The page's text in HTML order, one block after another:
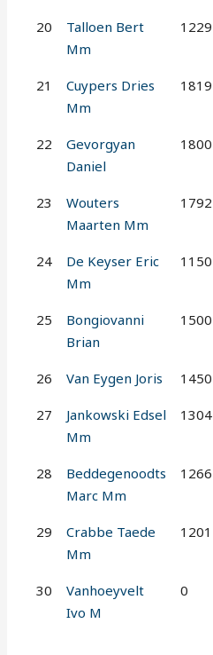
20
Talloen Bert
Mm
1229
21
Cuypers Dries
Mm
1819
22
Gevorgyan
Daniel
1800
23
Wouters
Maarten Mm
1792
24
De Keyser Eric
Mm
1150
25
Bongiovanni
Brian
1500
26 Van Eygen Joris 1450
27
Jankowski Edsel
Mm
1304
28
Beddegenoodts
Marc Mm
1266
29
Crabbe Taede
Mm
1201
30
Vanhoeyvelt
Ivo M
0